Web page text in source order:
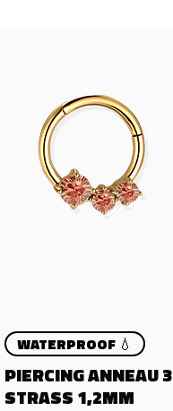
WATERPROOF 💧
PIERCING ANNEAU 3
STRASS 1,2MM